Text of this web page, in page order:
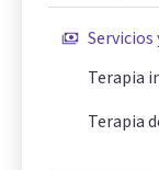
Servicios
Terapia
Terapia